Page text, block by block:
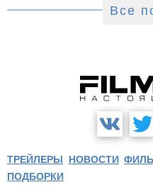
Все
ТРЕЙЛЕРЫ НОВОСТИ
ПОДБОРКИ